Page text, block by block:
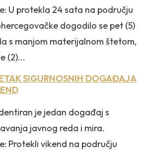
U protekla 24 sata na području
dogodilo se pet (5)
s manjom materijalnom štetom,
(2)...
SIGURNOSNIH DOGAĐAJA
je jedan događaj s
javnog reda i mira.
Protekli vikend na području